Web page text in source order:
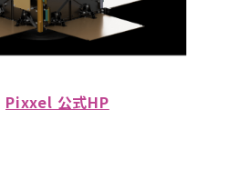
Pixxel 公式HP